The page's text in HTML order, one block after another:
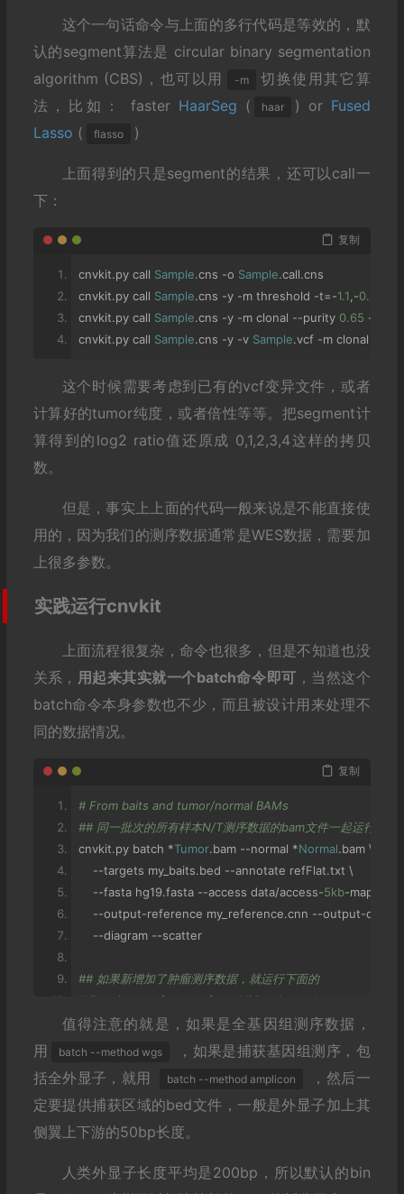
这个一句话命令与上面的多行代码是等效的，默
认的segment算法是 circular binary segmentation
algorithm (CBS)，也可以用
-m
切换使用其它算
法，比如： faster HaarSeg ( haar ) or Fused
Lasso ( flasso )
上面得到的只是segment的结果，还可以call一
下：
复制
cnvkit.py call Sample.cns -o Sample.call.cns
cnvkit.py call Sample.cns -y -m threshold -t=-1.1,-0.4
cnvkit.py call Sample.cns -y -m clonal --purity 0.65 -
cnvkit.py call Sample.cns -y -v Sample.vcf -m clonal
这个时候需要考虑到已有的vcf变异文件，或者
计算好的tumor纯度，或者倍性等等。把segment计
算得到的log2 ratio值还原成 0,1,2,3,4这样的拷贝
数。
但是，事实上上面的代码一般来说是不能直接使
用的，因为我们的测序数据通常是WES数据，需要加
上很多参数。
实践运行cnvkit
上面流程很复杂，命令也很多，但是不知道也没
关系， 用起来其实就一个batch命令即可 ，当然这个
batch命令本身参数也不少，而且被设计用来处理不
同的数据情况。
复制
# From baits and tumor/normal BAMs
## 同一批次的所有样本N/T测序数据的bam文件一起运行
cnvkit.py batch *Tumor.bam --normal *Normal.bam \
--targets my_baits.bed --annotate refFlat.txt \
--fasta hg19.fasta --access data/access-5kb-mappable
--output-reference my_reference.cnn --output-dir
--diagram --scatter
## 如果新增加了肿瘤测序数据，就运行下面的
# Reusing a reference for additional samples
cnvkit.py batch * Tumor.bam -r Reference.cnn -d results
cnvkit . py batch -n *Normal.bam --output
reference
-t my_targets.bed -a my_antitargets.bed --male-
-f hg19.fasta -g data
值得注意的就是，如果是全基因组测序数据，
用
batch --method wgs
，如果是捕获基因组测序，包
括全外显子，就用
batch --method amplicon
，然后一
定要提供捕获区域的bed文件，一般是外显子加上其
侧翼上下游的50bp长度。
人类外显子长度平均是200bp，所以默认的bin